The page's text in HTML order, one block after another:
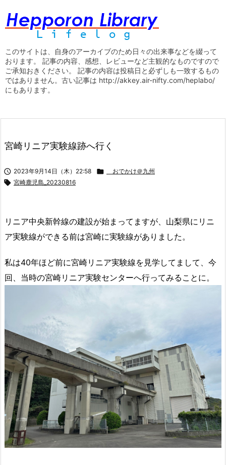
このサイトは、自身のアーカイブのため日々の出来事などを綴って
おります。 記事の内容、感想、レビューなど主観的なものですので
ご承知おきください。 記事の内容は投稿日と必ずしも一致するもの
ではありません。古い記事は http://akkey.air-nifty.com/heplabo/
にもあります。
宮崎リニア実験線跡へ行く
 2023年9月14日（木）22:58  おでかけ＠九州
 宮崎鹿児島_20230816
リニア中央新幹線の建設が始まってますが、山梨県にリニ
ア実験線ができる前は宮崎に実験線がありました。
私は40年ほど前に宮崎リニア実験線を見学してまして、今
回、当時の宮崎リニア実験センターへ行ってみることに。